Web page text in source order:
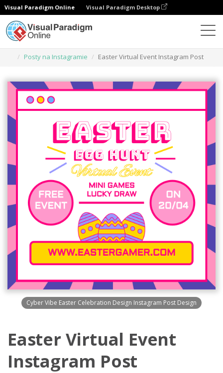
Visual Paradigm Online Visual Paradigm Desktop
Posty na Instagramie
Easter Virtual Event Instagram Post
Cyber Vibe Easter Celebration Design Instagram Post Design
Easter Virtual Event
Instagram Post